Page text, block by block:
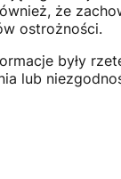
że
ostrożności.
były
lub